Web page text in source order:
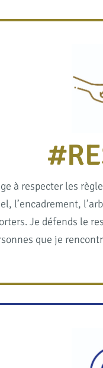
à respecter les
l’encadrement,
Je défends le
que je